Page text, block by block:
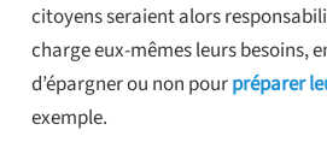
citoyens seraient alors
charge eux-mêmes leurs besoins,
d’épargner ou non pourpréparer
exemple.